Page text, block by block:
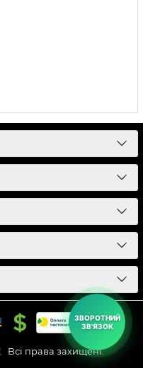
ЗВОРОТНИЙ
ЗВ'ЯЗОК
Всі права захищені.